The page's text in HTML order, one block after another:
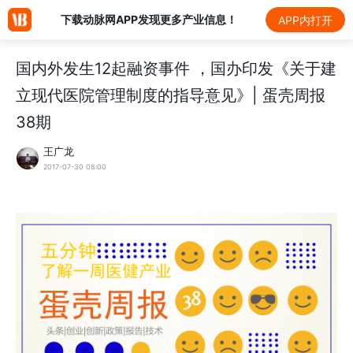
下载动脉网APP发现更多产业信息！ APP内打开
国内外发生12起融资事件 ，国办印发《关于建
立现代医院管理制度的指导意见》| 蛋壳周报
38期
王广龙
2017-07-30 08:00